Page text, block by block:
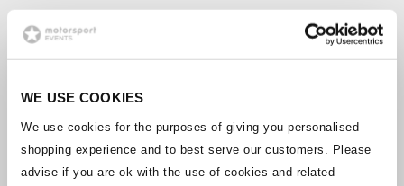
WE USE COOKIES
We use cookies for the purposes of giving you personalised
shopping experience and to best serve our customers. Please
advise if you are ok with the use of cookies and related
Sie haben eine Stornierungsmitteilung
bezüglich Ihrer Ticketbestellung erhalten, Ihre Buchung wurde nicht
storniert und es wird erwartet, dass Sie die von Ihnen bestellten
Unternehmens arbeitet mit den Lieferanten zusammen, um
Sollte sich der Status einzelner Buchungen ändern, wurden
Vorkehrungen getroffen, um Sie so schnell wie möglich zu